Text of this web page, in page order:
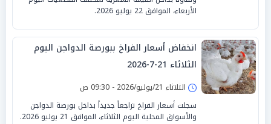
الأربعاء، الموافق 22 يوليو 2026.
انخفاض أسعار الفراخ ببورصة الدواجن اليوم
الثلاثاء 21-7-2026
الثلاثاء 21/يوليو/2026 - 09:30 ص
سجلت أسعار الفراخ تراجعاً جديداً بداخل بورصة الدواجن
والأسواق المحلية اليوم الثلاثاء، الموافق 21 يوليو 2026.